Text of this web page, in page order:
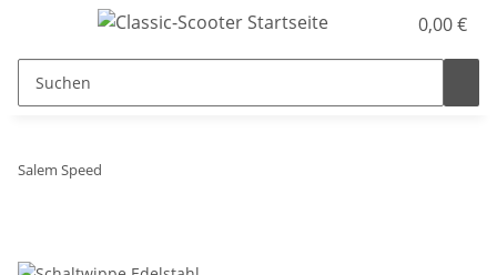
0,00 €
Salem Speed